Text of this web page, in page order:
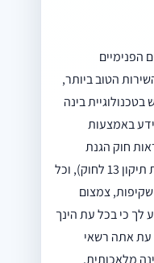
הפנימיים
הטוב ביותר,
בינה
באמצעות
חוק הגנת
הפרטיות, תשמ"א – 1981 (לרבות תיקון 13 לחוק), וכל
צמצום
לך כי בכל עת הינך
עת אתה רשאי
מלאכותית,